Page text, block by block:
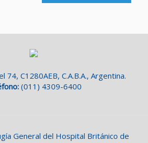
74, C1280AEB, C.A.B.A., Argentina.
(011) 4309-6400
General del Hospital Británico de